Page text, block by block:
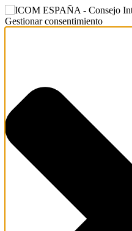
Gestionar consentimiento